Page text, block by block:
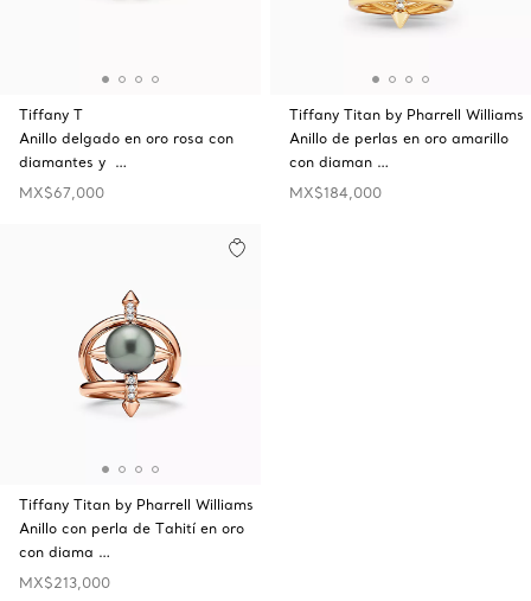
Tiffany T
Anillo delgado en oro rosa con
diamantes y …
MX$67,000
Tiffany Titan by Pharrell Williams
Anillo de perlas en oro amarillo
con diaman …
MX$184,000
Tiffany Titan by Pharrell Williams
Anillo con perla de Tahití en oro
con diama …
MX$213,000